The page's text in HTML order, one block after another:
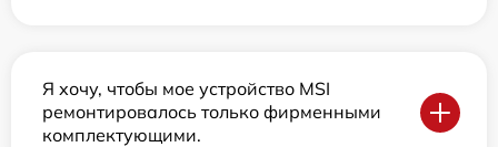
Я хочу, чтобы мое устройство MSI
ремонтировалось только фирменными
комплектующими.